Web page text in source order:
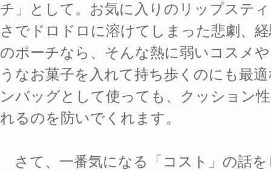
チ」として。お気に入りのリップステ
さでドロドロに溶けてしまった悲劇、
のポーチなら、そんな熱に弱いコスメ
うなお菓子を入れて持ち歩くのにも最
ンバッグとして使っても、クッション
れるのを防いでくれます。
さて、一番気になる「コスト」の話